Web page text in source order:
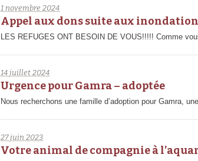
1 novembre 2024
Appel aux dons suite aux
LES REFUGES ONT BESOIN DE VOUS!!!!! Comme
14 juillet 2024
Urgence pour Gamra – adoptée
Nous recherchons une famille d’adoption pour Gamra,
27 juin 2023
Votre animal de compagnie à